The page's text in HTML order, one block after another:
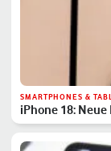
SMARTPHONES &
iPhone 18: